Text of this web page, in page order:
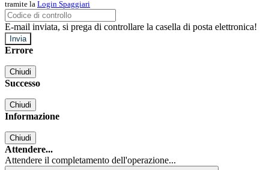
tramite la Login Spaggiari
E-mail inviata, si prega di controllare la casella di posta elettronica!
Errore
Chiudi
Successo
Chiudi
Informazione
Chiudi
Attendere...
Attendere il completamento dell'operazione...